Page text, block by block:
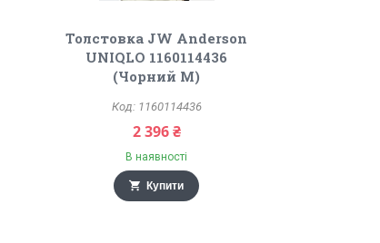
Толстовка JW Anderson
UNIQLO 1160114436
(Чорний M)
1160114436
2 396 ₴
В наявності
Купити